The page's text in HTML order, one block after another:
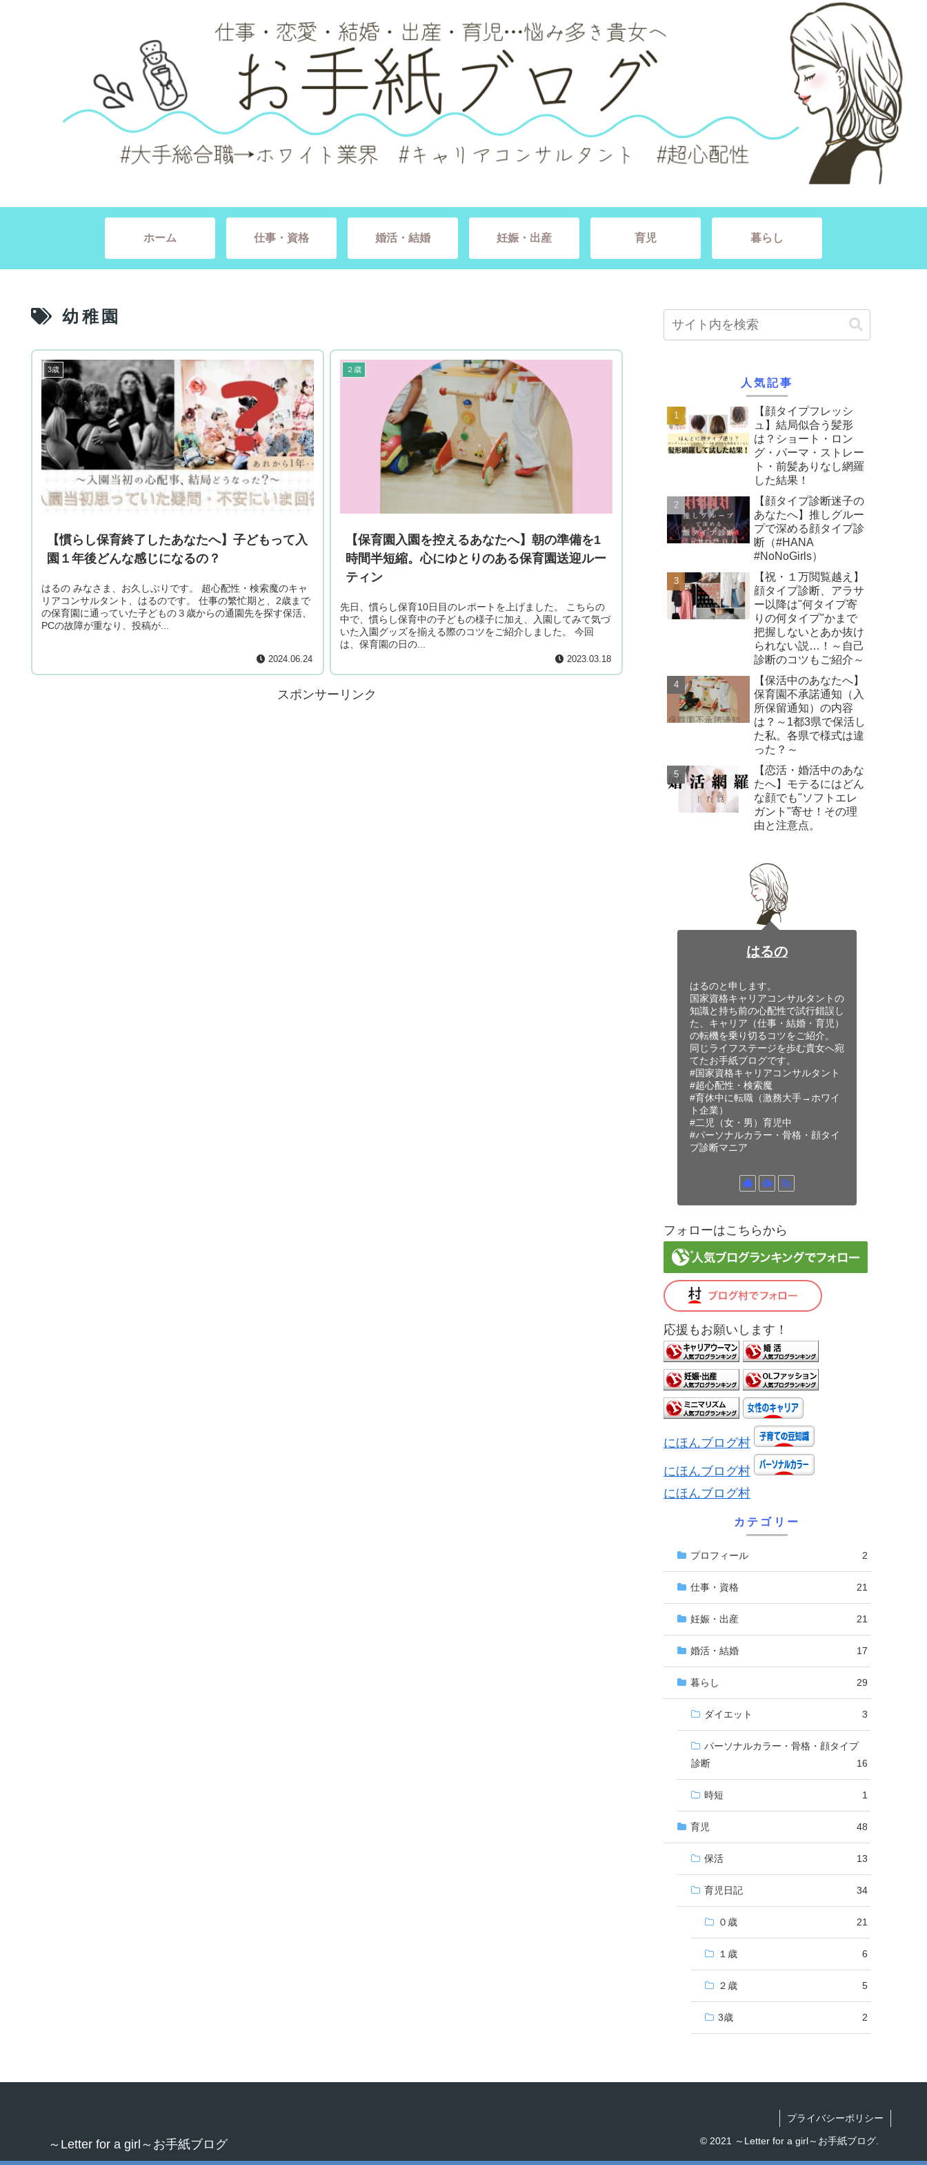
ホーム 仕事・資格 婚活・結婚 妊娠・出産 育児 暮らし
幼稚園
3歳
【慣らし保育終了したあなたへ】子どもって入
園１年後どんな感じになるの？
はるの みなさま、お久しぶりです。 超心配性・検索魔のキャ
リアコンサルタント、はるのです。 仕事の繁忙期と、2歳まで
の保育園に通っていた子どもの３歳からの通園先を探す保活、
PCの故障が重なり、投稿が...
2024.06.24
２歳
【保育園入園を控えるあなたへ】朝の準備を1
時間半短縮。心にゆとりのある保育園送迎ルー
ティン
先日、慣らし保育10日目のレポートを上げました。 こちらの
中で、慣らし保育中の子どもの様子に加え、入園してみて気づ
いた入園グッズを揃える際のコツをご紹介しました。 今回
は、保育園の日の...
2023.03.18
スポンサーリンク
人気記事
【顔タイプフレッシ
ュ】結局似合う髪形
は？ショート・ロン
グ・パーマ・ストレー
ト・前髪ありなし網羅
した結果！
【顔タイプ診断迷子の
あなたへ】推しグルー
プで深める顔タイプ診
断（#HANA
#NoNoGirls）
【祝・１万閲覧越え】
顔タイプ診断、アラサ
ー以降は"何タイプ寄
りの何タイプ"かまで
把握しないとあか抜け
られない説…！～自己
診断のコツもご紹介～
【保活中のあなたへ】
保育園不承諾通知（入
所保留通知）の内容
は？～1都3県で保活し
た私。各県で様式は違
った？～
【恋活・婚活中のあな
たへ】モテるにはどん
な顔でも"ソフトエレ
ガント"寄せ！その理
由と注意点。
はるの
はるのと申します。
国家資格キャリアコンサルタントの
知識と持ち前の心配性で試行錯誤し
た、キャリア（仕事・結婚・育児）
の転機を乗り切るコツをご紹介。
同じライフステージを歩む貴女へ宛
てたお手紙ブログです。
#国家資格キャリアコンサルタント
#超心配性・検索魔
#育休中に転職（激務大手→ホワイ
ト企業）
#二児（女・男）育児中
#パーソナルカラー・骨格・顔タイ
プ診断マニア
フォローはこちらから
応援もお願いします！
にほんブログ村
にほんブログ村
にほんブログ村
カテゴリー
プロフィール 2
仕事・資格 21
妊娠・出産 21
婚活・結婚 17
暮らし 29
ダイエット 3
パーソナルカラー・骨格・顔タイプ
診断
16
時短 1
育児 48
保活 13
育児日記 34
０歳 21
１歳 6
２歳 5
3歳 2
～Letter for a girl～お手紙ブログ
プライバシーポリシー
© 2021 ～Letter for a girl～お手紙ブログ.